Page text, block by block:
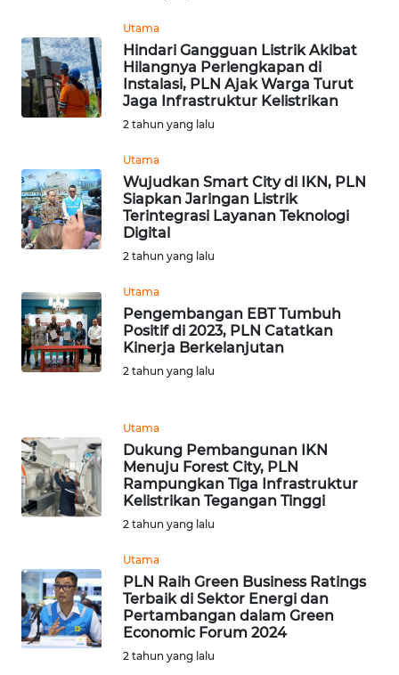
Utama
Hindari Gangguan Listrik Akibat
Hilangnya Perlengkapan di
Instalasi, PLN Ajak Warga Turut
Jaga Infrastruktur Kelistrikan
2 tahun yang lalu
Utama
Wujudkan Smart City di IKN, PLN
Siapkan Jaringan Listrik
Terintegrasi Layanan Teknologi
Digital
2 tahun yang lalu
Utama
Pengembangan EBT Tumbuh
Positif di 2023, PLN Catatkan
Kinerja Berkelanjutan
2 tahun yang lalu
Utama
Dukung Pembangunan IKN
Menuju Forest City, PLN
Rampungkan Tiga Infrastruktur
Kelistrikan Tegangan Tinggi
2 tahun yang lalu
Utama
PLN Raih Green Business Ratings
Terbaik di Sektor Energi dan
Pertambangan dalam Green
Economic Forum 2024
2 tahun yang lalu
KEPULAUAN
SERIBU
WN
WN
BINJAI
WN
WN
INDRAMAYU
WN
WN
MAJALENGKA
WN
WN
SUKABUMI
WN